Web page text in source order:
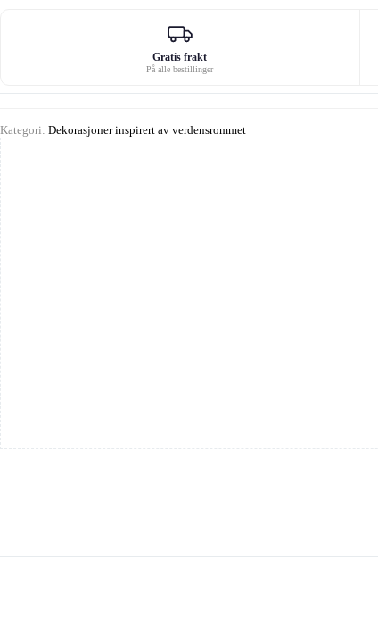
Gratis frakt
På alle bestillinger
Kategori: Dekorasjoner inspirert av verdensrommet